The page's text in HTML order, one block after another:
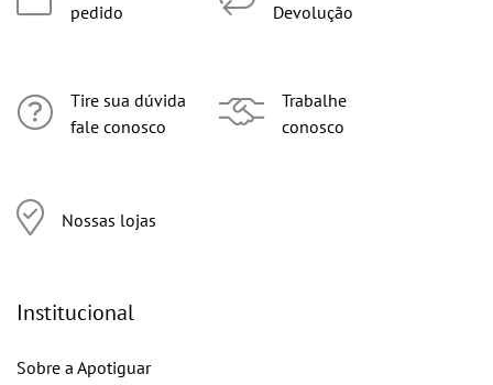
pedido
Tire sua dúvida
fale conosco
Nossas lojas
Devolução
Trabalhe
conosco
Institucional
Sobre a Apotiguar